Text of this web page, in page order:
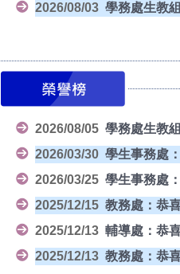
2026/08/03 學務處生教
2026/08/05 學務處生教
2026/03/30 學生事務處
2026/03/25 學生事務處
2025/12/15 教務處：恭
2025/12/13 輔導處：恭
2025/12/13 教務處：恭